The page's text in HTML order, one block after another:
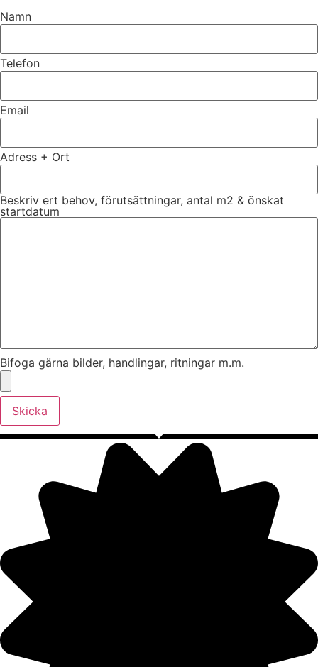
Namn
Telefon
Email
Adress + Ort
Beskriv ert behov, förutsättningar, antal m2 & önskat
startdatum
Bifoga gärna bilder, handlingar, ritningar m.m.
Skicka